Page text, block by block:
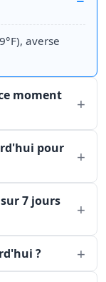
averse
moment
pour
7 jours
?